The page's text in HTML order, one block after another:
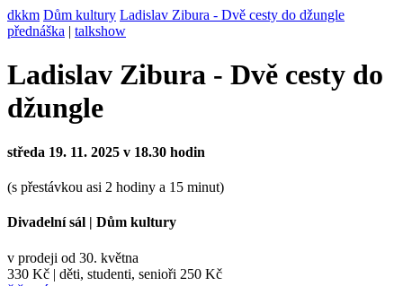
dkkm Dům kultury Ladislav Zibura - Dvě cesty do džungle
přednáška | talkshow
Ladislav Zibura - Dvě cesty do
džungle
středa 19. 11. 2025 v 18.30 hodin
(s přestávkou asi 2 hodiny a 15 minut)
Divadelní sál | Dům kultury
v prodeji od 30. května
330 Kč | děti, studenti, senioři 250 Kč